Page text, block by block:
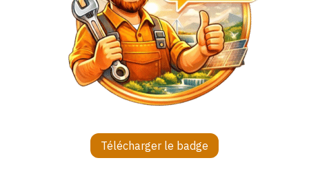
Télécharger le badge